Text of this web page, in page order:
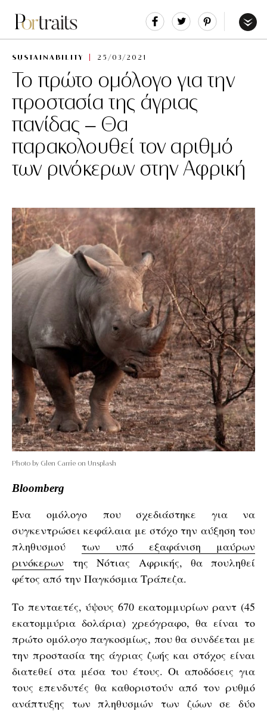
Share Tweet
SUSTAINABILITY 25/03/2021
Το πρώτο ομόλογο για την
προστασία της άγριας
πανίδας – Θα
παρακολουθεί τον αριθμό
των ρινόκερων στην Αφρική
Photo by Glen Carrie on Unsplash
Bloomberg
Ένα ομόλογο που σχεδιάστηκε για να
συγκεντρώσει κεφάλαια με στόχο την αύξηση του
πληθυσμού των υπό εξαφάνιση μαύρων
ρινόκερων της Νότιας Αφρικής, θα πουληθεί
φέτος από την Παγκόσμια Τράπεζα.
Το πενταετές, ύψους 670 εκατομμυρίων ραντ (45
εκατομμύρια δολάρια) χρεόγραφο, θα είναι το
πρώτο ομόλογο παγκοσμίως, που θα συνδέεται με
την προστασία της άγριας ζωής και στόχος είναι
διατεθεί στα μέσα του έτους. Οι αποδόσεις για
τους επενδυτές θα καθοριστούν από τον ρυθμό
ανάπτυξης των πληθυσμών των ζώων σε δύο